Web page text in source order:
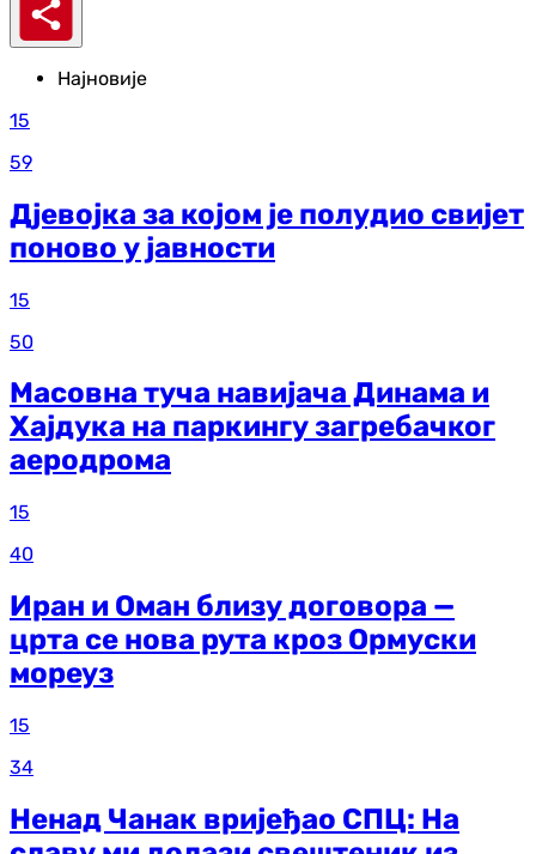
Најновије
15
59
Дјевојка за којом је полудио свијет
поново у јавности
15
50
Масовна туча навијача Динама и
Хајдука на паркингу загребачког
аеродрома
15
40
Иран и Оман близу договора —
црта се нова рута кроз Ормуски
мореуз
15
34
Ненад Чанак вријеђао СПЦ: На